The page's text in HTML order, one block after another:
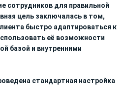
сотрудников для правильной
цель заключалась в том,
быстро адаптироваться к
её возможности
базой и внутренними
стандартная настройка